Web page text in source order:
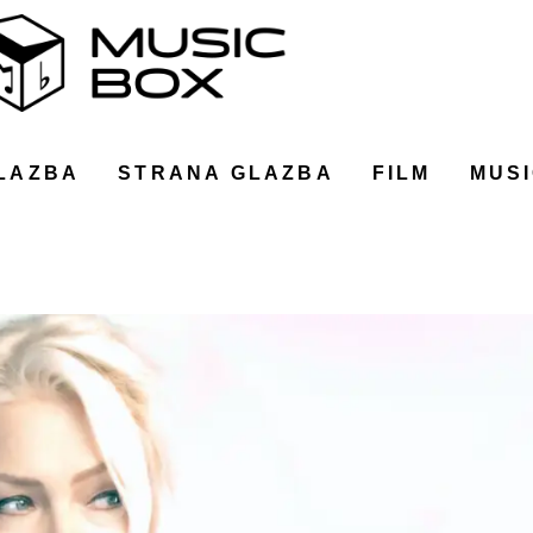
STRANA GLAZBA FILM